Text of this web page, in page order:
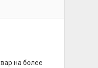
на более